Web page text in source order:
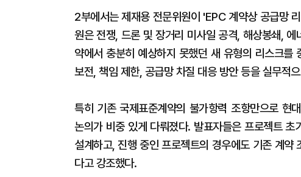
2부에서는 제재용 전문위원이 'EPC 계약상 공급망
원은 전쟁, 드론 및 장거리 미사일 공격, 해상봉쇄,
약에서 충분히 예상하지 못했던 새 유형의 리스크
보전, 책임 제한, 공급망 차질 대응 방안 등을 실무적
특히 기존 국제표준계약의 불가항력 조항만으로 현
논의가 비중 있게 다뤄졌다. 발표자들은 프로젝트
설계하고, 진행 중인 프로젝트의 경우에도 기존 계
다고 강조했다.